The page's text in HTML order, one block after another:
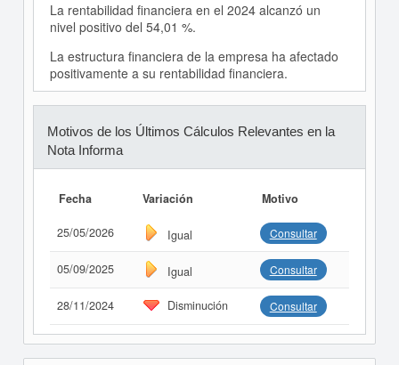
La rentabilidad financiera en el 2024 alcanzó un
nivel positivo del 54,01 %.
La estructura financiera de la empresa ha afectado
positivamente a su rentabilidad financiera.
Motivos de los Últimos Cálculos Relevantes en la
Nota Informa
Fecha Variación Motivo
25/05/2026 Igual Consultar
05/09/2025 Igual Consultar
28/11/2024 Disminución Consultar